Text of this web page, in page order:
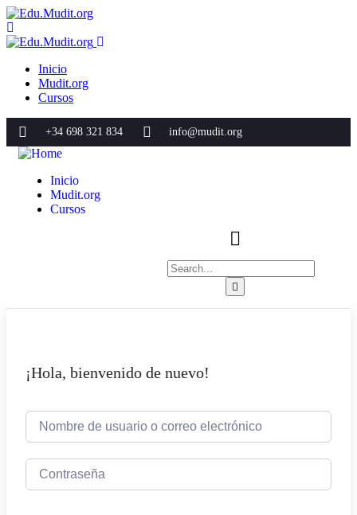
Inicio
Mudit.org
Cursos
+34 698 321 834 info@mudit.org
Inicio
Mudit.org
Cursos
¡Hola, bienvenido de nuevo!